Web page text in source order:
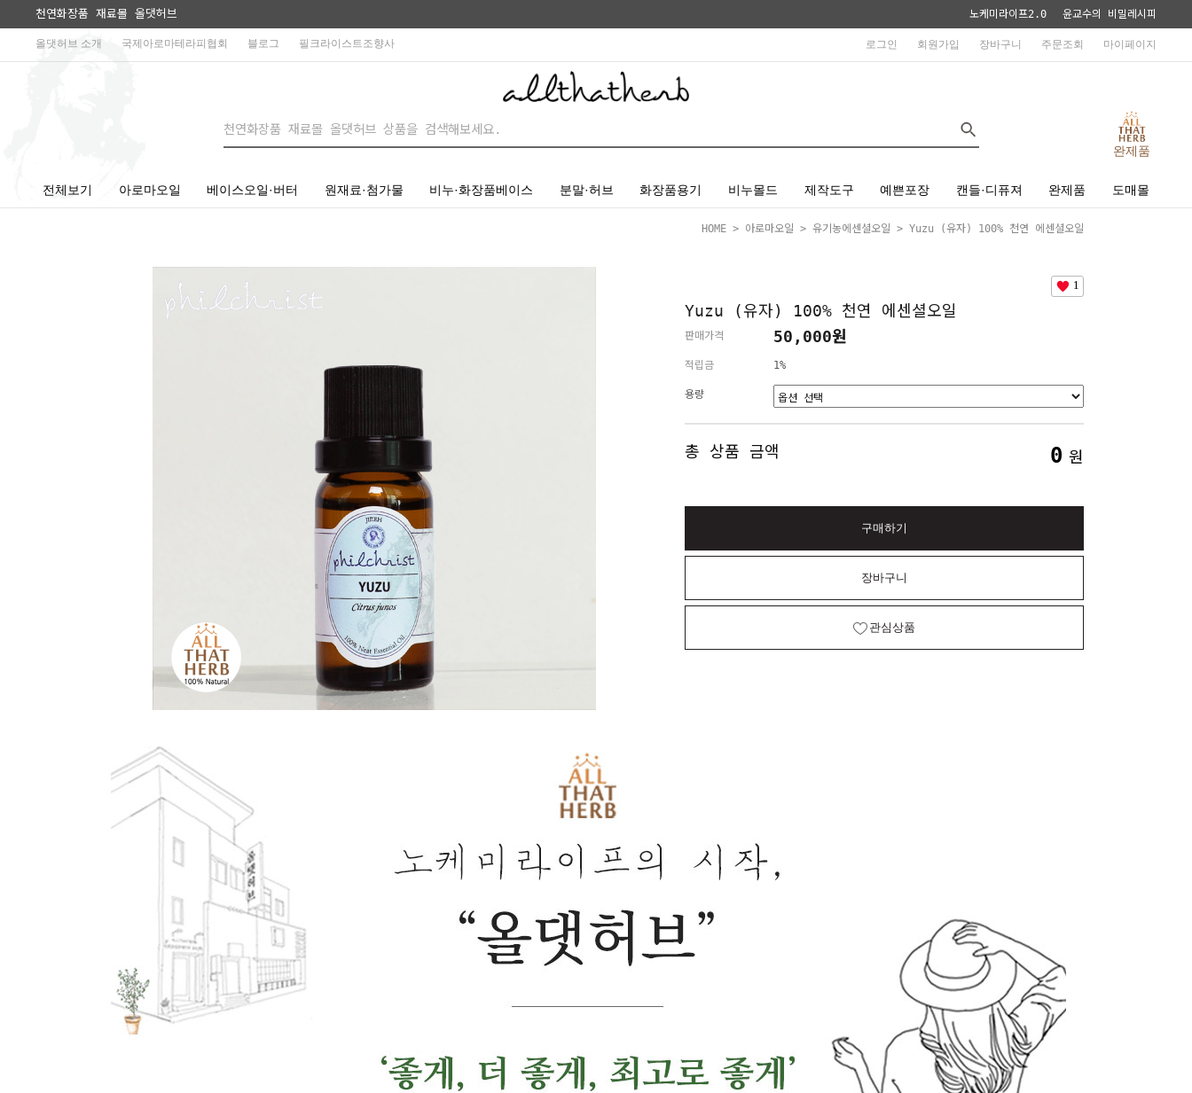
천연화장품 재료몰 올댓허브 노케미라이프2.0 윤교수의 비밀레시피
올댓허브 소개 국제아로마테라피협회 블로그 필크라이스트조향사 로그인 회원가입 장바구니 주문조회 마이페이지
완제품
전체보기 아로마오일 베이스오일·버터 원재료·첨가물 비누·화장품베이스 분말·허브 화장품용기 비누몰드 제작도구 예쁜포장 캔들·디퓨져 완제품 도매몰
HOME > 아로마오일 > 유기농에센셜오일 > Yuzu (유자) 100% 천연 에센셜오일
1
Yuzu (유자) 100% 천연 에센셜오일
판매가격 50,000원
적립금 1%
용량
총 상품 금액 0 원
구매하기
장바구니
관심상품